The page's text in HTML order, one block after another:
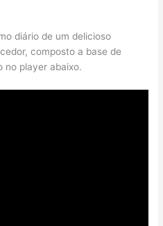
diário de um delicioso
composto a base de
no player abaixo.